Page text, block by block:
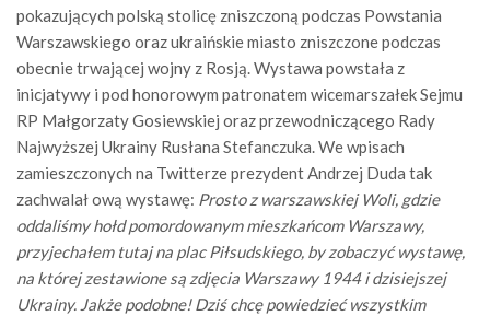
pokazujących polską stolicę zniszczoną podczas Powstania
Warszawskiego oraz ukraińskie miasto zniszczone podczas
obecnie trwającej wojny z Rosją. Wystawa powstała z
inicjatywy i pod honorowym patronatem wicemarszałek Sejmu
RP Małgorzaty Gosiewskiej oraz przewodniczącego Rady
Najwyższej Ukrainy Rusłana Stefanczuka. We wpisach
zamieszczonych na Twitterze prezydent Andrzej Duda tak
zachwalał ową wystawę: Prosto z warszawskiej Woli, gdzie
oddaliśmy hołd pomordowanym mieszkańcom Warszawy,
przyjechałem tutaj na plac Piłsudskiego, by zobaczyć wystawę,
na której zestawione są zdjęcia Warszawy 1944 i dzisiejszej
Ukrainy. Jakże podobne! Dziś chcę powiedzieć wszystkim